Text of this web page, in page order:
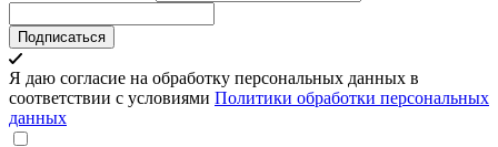
Подписаться
Я даю согласие на обработку персональных данных в
соответствии с условиями Политики обработки персональных
данных